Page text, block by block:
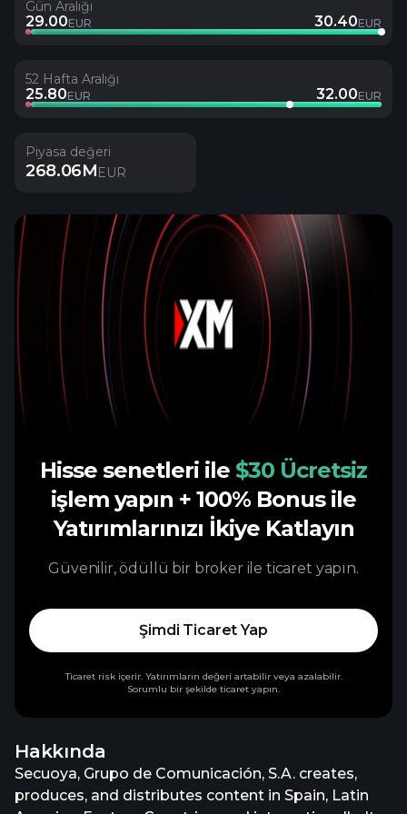
Gün Aralığı
29.00EUR 30.40EUR
52 Hafta Aralığı
25.80EUR 32.00EUR
Piyasa değeri
268.06MEUR
Hakkında
Secuoya, Grupo de Comunicación, S.A. creates,
produces, and distributes content in Spain, Latin
Hisse senetleri ile $30 Ücretsiz
işlem yapın + 100% Bonus ile
Yatırımlarınızı İkiye Katlayın
Güvenilir, ödüllü bir broker ile ticaret yapın.
Şimdi Ticaret Yap
Ticaret risk içerir. Yatırımların değeri artabilir veya azalabilir.
Sorumlu bir şekilde ticaret yapın.